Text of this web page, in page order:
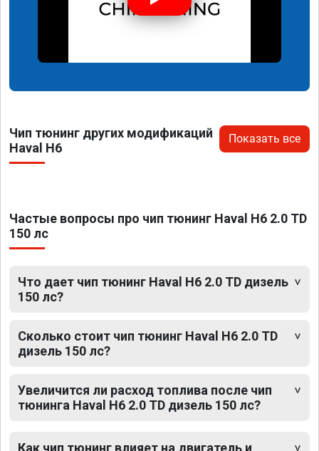
Чип тюнинг других модификаций
Haval H6
Показать все
Частые вопросы про чип тюнинг Haval H6 2.0 TD
150 лс
Что дает чип тюнинг Haval H6 2.0 TD дизель
150 лс?
Сколько стоит чип тюнинг Haval H6 2.0 TD
дизель 150 лс?
Увеличится ли расход топлива после чип
тюнинга Haval H6 2.0 TD дизель 150 лс?
Как чип тюнинг влияет на двигатель и